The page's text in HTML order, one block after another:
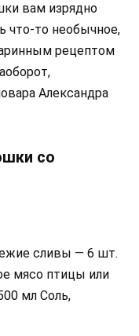
вам изрядно
что-то необычное,
рецептом
Александра
со
сливы — 6 шт.
мясо птицы или
мл Соль,